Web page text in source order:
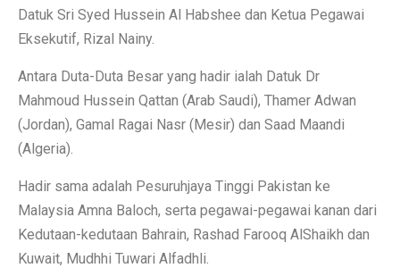
Datuk Sri Syed Hussein Al Habshee dan Ketua Pegawai
Eksekutif, Rizal Nainy.
Antara Duta-Duta Besar yang hadir ialah Datuk Dr
Mahmoud Hussein Qattan (Arab Saudi), Thamer Adwan
(Jordan), Gamal Ragai Nasr (Mesir) dan Saad Maandi
(Algeria).
Hadir sama adalah Pesuruhjaya Tinggi Pakistan ke
Malaysia Amna Baloch, serta pegawai-pegawai kanan dari
Kedutaan-kedutaan Bahrain, Rashad Farooq AlShaikh dan
Kuwait, Mudhhi Tuwari Alfadhli.